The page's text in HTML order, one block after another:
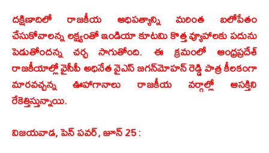
దక్షిణాదిలో రాజకీయ ఆధిపత్యాన్ని మరింత బలోపేతం
చేసుకోవాలన్న లక్ష్యంతో ఇండియా కూటమి కొత్త వ్యూహాలకు పదును
పెడుతోందన్న చర్చ సాగుతోంది. ఈ క్రమంలో ఆంధ్రప్రదేశ్
రాజకీయాల్లో వైసీపీ అధినేత వైఎస్ జగన్‌మోహన్ రెడ్డి పాత్ర కీలకంగా
మారవచ్చన్న ఊహాగానాలు రాజకీయ వర్గాల్లో ఆసక్తిని
రేకెత్తిస్తున్నాయి.
విజయవాడ, పెన్ పవర్, జూన్ 25 :